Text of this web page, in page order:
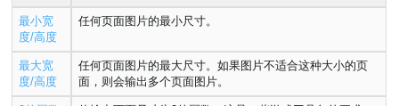
最小宽
度/高度
任何页面图片的最小尺寸。
最大宽
度/高度
任何页面图片的最大尺寸。如果图片不适合这种大小的页
面，则会输出多个页面图片。